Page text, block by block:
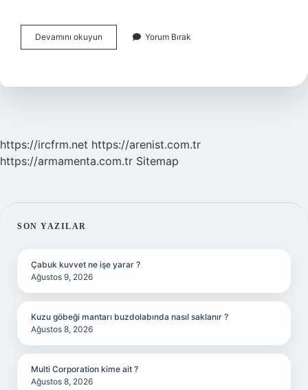
Devamını okuyun Weghorst
Beşiktaşta
Yorum Bırak
https://ircfrm.net https://arenist.com.tr
https://armamenta.com.tr Sitemap
SIDEBAR
SON YAZILAR
Çabuk kuvvet ne işe yarar ?
Ağustos 9, 2026
Kuzu göbeği mantarı buzdolabında nasıl saklanır ?
Ağustos 8, 2026
Multi Corporation kime ait ?
Ağustos 8, 2026